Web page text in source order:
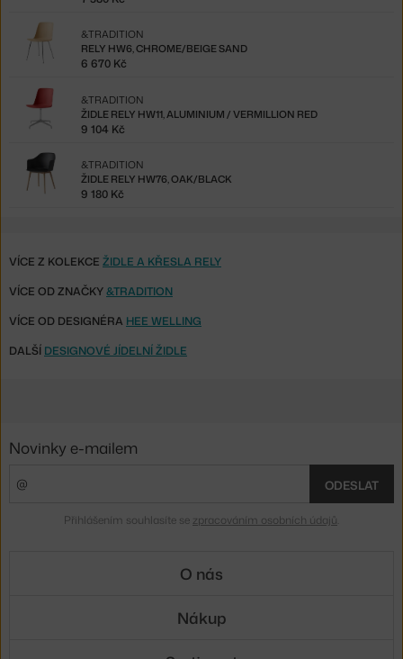
RELY HW6, CHROME/BEIGE SAND
&TRADITION
6 670 Kč
ŽIDLE RELY HW11, ALUMINIUM / VERMILLION RED
&TRADITION
9 104 Kč
ŽIDLE RELY HW76, OAK/BLACK
&TRADITION
9 180 Kč
VÍCE Z KOLEKCE ŽIDLE A KŘESLA RELY
VÍCE OD ZNAČKY&TRADITION
VÍCE OD DESIGNÉRA HEE WELLING
DALŠÍ DESIGNOVÉ JÍDELNÍ ŽIDLE
Novinky e-mailem
ODESLAT
Přihlášením souhlasíte se zpracováním osobních údajů
O nás
Nákup